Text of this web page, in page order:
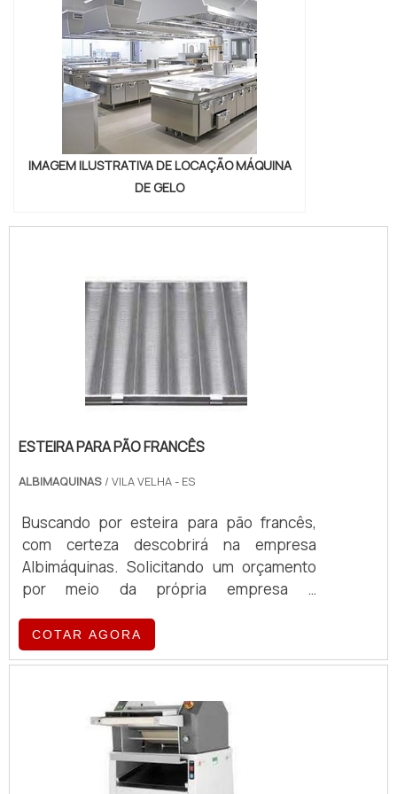
IMAGEM ILUSTRATIVA DE LOCAÇÃO MÁQUINA
DE GELO
ESTEIRA PARA PÃO FRANCÊS
ALBIMAQUINAS / VILA VELHA - ES
Buscando por esteira para pão francês,
com certeza descobrirá na empresa
Albimáquinas. Solicitando um orçamento
por meio da própria empresa e
competente do ramo. Quando o tema é
esteira para pão francês, com a equipe da
qualidade com pagamento acessível.MAIS
SOBRE ESTEIRA PARA PÃO FRANCÊSA
Albimáquinas canaliza seus recursos em
oferecer aos parceiros uma estrutura com
escritório de alta qualidade onde são
COTAR AGORA